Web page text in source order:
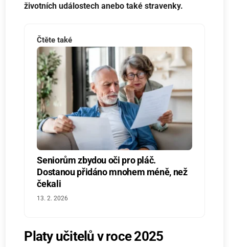
životních událostech anebo také stravenky.
Čtěte také
Seniorům zbydou oči pro pláč.
Dostanou přidáno mnohem méně, než
čekali
13. 2. 2026
Platy učitelů v roce 2025